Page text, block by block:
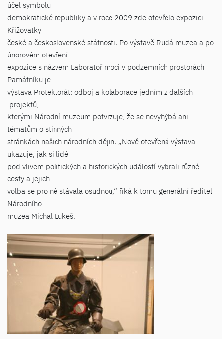
účel symbolu
demokratické republiky a v roce 2009 zde otevřelo expozici
Křižovatky
české a československé státnosti. Po výstavě Rudá muzea a po
únorovém otevření
expozice s názvem Laboratoř moci v podzemních prostorách
Památníku je
výstava Protektorát: odboj a kolaborace jedním z dalších
projektů,
kterými Národní muzeum potvrzuje, že se nevyhýbá ani
tématům o stinných
stránkách našich národních dějin. „Nově otevřená výstava
ukazuje, jak si lidé
pod vlivem politických a historických událostí vybrali různé
cesty a jejich
volba se pro ně stávala osudnou,“ říká k tomu generální ředitel
Národního
muzea Michal Lukeš.